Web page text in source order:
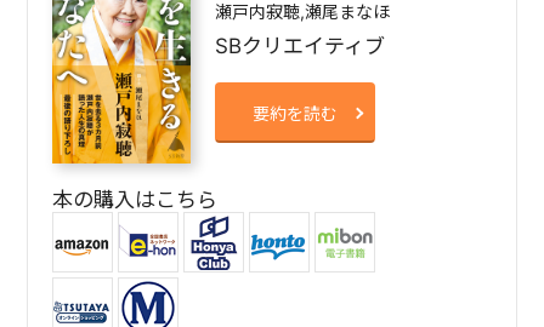
瀬戸内寂聴,瀬尾まなほ
SBクリエイティブ
要約を読む
本の購入はこちら